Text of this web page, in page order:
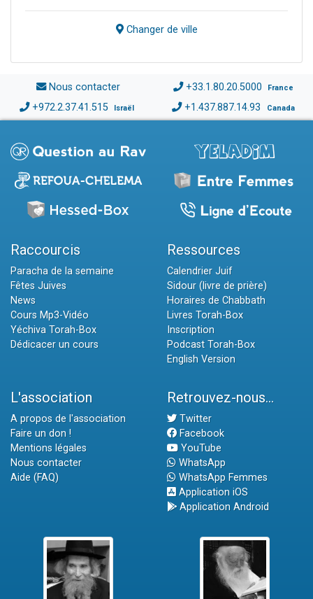
Changer de ville
Nous contacter +33.1.80.20.5000 France
+972.2.37.41.515 Israël +1.437.887.14.93 Canada
Raccourcis
Paracha de la semaine
Fêtes Juives
News
Cours Mp3-Vidéo
Yéchiva Torah-Box
Dédicacer un cours
Ressources
Calendrier Juif
Sidour (livre de prière)
Horaires de Chabbath
Livres Torah-Box
Inscription
Podcast Torah-Box
English Version
L'association
A propos de l'association
Faire un don !
Mentions légales
Nous contacter
Aide (FAQ)
Retrouvez-nous...
Twitter
Facebook
YouTube
WhatsApp
WhatsApp Femmes
Application iOS
Application Android